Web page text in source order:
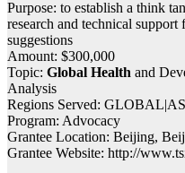
Purpose: to establish a think
research and technical
suggestions
Amount: $300,000
Topic: Global Health and
Analysis
Regions Served:
Program: Advocacy
Grantee Location: Beijing,
Grantee Website: http://